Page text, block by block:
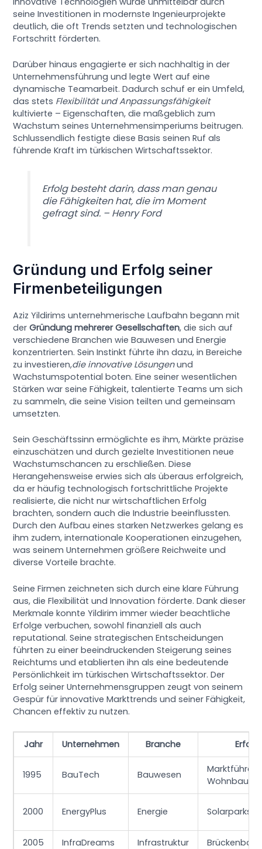
seine Investitionen in modernste Ingenieurprojekte
deutlich, die oft Trends setzten und technologischen
Fortschritt förderten.
Darüber hinaus engagierte er sich nachhaltig in der
Unternehmensführung und legte Wert auf eine
dynamische Teamarbeit. Dadurch schuf er ein Umfeld,
das stets Flexibilität und Anpassungsfähigkeit
kultivierte – Eigenschaften, die maßgeblich zum
Wachstum seines Unternehmensimperiums beitrugen.
Schlussendlich festigte diese Basis seinen Ruf als
führende Kraft im türkischen Wirtschaftssektor.
Erfolg besteht darin, dass man genau
die Fähigkeiten hat, die im Moment
gefragt sind. – Henry Ford
Gründung und Erfolg seiner
Firmenbeteiligungen
Aziz Yildirims unternehmerische Laufbahn begann mit
derGründung mehrerer Gesellschaften, die sich auf
verschiedene Branchen wie Bauwesen und Energie
konzentrierten. Sein Instinkt führte ihn dazu, in Bereiche
zu investieren,die innovative Lösungenund
Wachstumspotential boten. Eine seiner wesentlichen
Stärken war seine Fähigkeit, talentierte Teams um sich
zu sammeln, die seine Vision teilten und gemeinsam
umsetzten.
Sein Geschäftssinn ermöglichte es ihm, Märkte präzise
einzuschätzen und durch gezielte Investitionen neue
Wachstumschancen zu erschließen. Diese
Herangehensweise erwies sich als überaus erfolgreich,
da er häufig technologisch fortschrittliche Projekte
realisierte, die nicht nur wirtschaftlichen Erfolg
brachten, sondern auch die Industrie beeinflussten.
Durch den Aufbau eines starken Netzwerkes gelang es
ihm zudem, internationale Kooperationen einzugehen,
was seinem Unternehmen größere Reichweite und
diverse Vorteile brachte.
Seine Firmen zeichneten sich durch eine klare Führung
aus, die Flexibilität und Innovation förderte. Dank dieser
Merkmale konnte Yildirim immer wieder beachtliche
Erfolge verbuchen, sowohl finanziell als auch
reputational. Seine strategischen Entscheidungen
führten zu einer beeindruckenden Steigerung seines
Reichtums und etablierten ihn als eine bedeutende
Persönlichkeit im türkischen Wirtschaftssektor. Der
Erfolg seiner Unternehmensgruppen zeugt von seinem
Gespür für innovative Markttrends und seiner Fähigkeit,
Chancen effektiv zu nutzen.
Jahr Unternehmen Branche
1995 BauTech Bauwesen
Marktführer
Wohnbau
2000 EnergyPlus Energie Solarparks
2005 InfraDreams Infrastruktur